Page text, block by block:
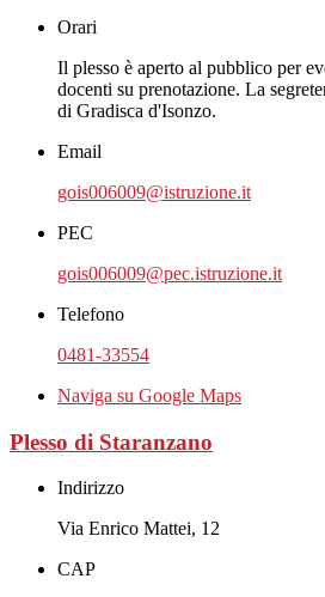
Orari
Il plesso è aperto al pubblico per
docenti su prenotazione. La
di Gradisca d'Isonzo.
Email
gois006009@istruzione.it
PEC
gois006009@pec.istruzione.it
Telefono
0481-33554
Naviga su Google Maps
Plesso di Staranzano
Indirizzo
Via Enrico Mattei, 12
CAP